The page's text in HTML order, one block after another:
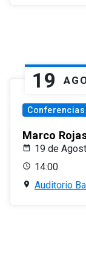
19
Conferencias
Marco
19 de
14:00
Auditorio